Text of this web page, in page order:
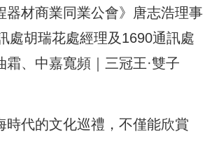
材商業同業公會》唐志浩理事
處胡瑞花處經理及1690通訊處
、中嘉寬頻｜三冠王·雙子
時代的文化巡禮，不僅能欣賞